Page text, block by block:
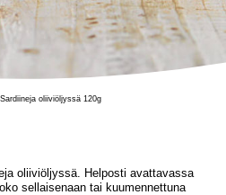
Sardiineja oliiviöljyssä 120g
oliiviöljyssä. Helposti avattavassa
sellaisenaan tai kuumennettuna